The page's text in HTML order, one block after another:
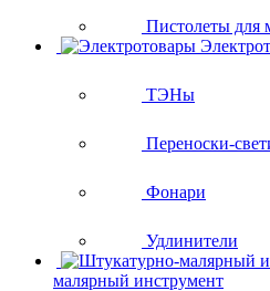
Пистолеты для
ТЭНы
Переноски-
Фонари
Удлинители
малярный инструмент